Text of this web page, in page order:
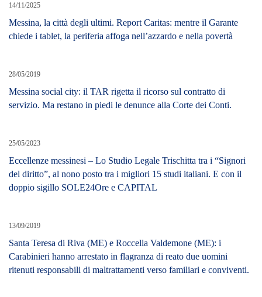
14/11/2025
Messina, la città degli ultimi. Report Caritas: mentre il Garante
chiede i tablet, la periferia affoga nell’azzardo e nella povertà
28/05/2019
Messina social city: il TAR rigetta il ricorso sul contratto di
servizio. Ma restano in piedi le denunce alla Corte dei Conti.
25/05/2023
Eccellenze messinesi – Lo Studio Legale Trischitta tra i “Signori
del diritto”, al nono posto tra i migliori 15 studi italiani. E con il
doppio sigillo SOLE24Ore e CAPITAL
13/09/2019
Santa Teresa di Riva (ME) e Roccella Valdemone (ME): i
Carabinieri hanno arrestato in flagranza di reato due uomini
ritenuti responsabili di maltrattamenti verso familiari e conviventi.